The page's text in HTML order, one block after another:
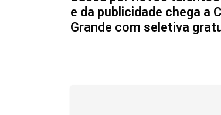
e da publicidade chega a
Grande com seletiva